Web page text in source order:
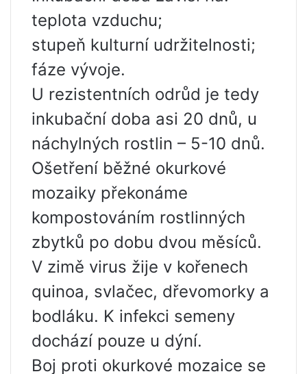
teplota vzduchu;
stupeň kulturní udržitelnosti;
fáze vývoje.
U rezistentních odrůd je tedy
inkubační doba asi 20 dnů, u
náchylných rostlin – 5-10 dnů.
Ošetření běžné okurkové
mozaiky překonáme
kompostováním rostlinných
zbytků po dobu dvou měsíců.
V zimě virus žije v kořenech
quinoa, svlačec, dřevomorky a
bodláku. K infekci semeny
dochází pouze u dýní.
Boj proti okurkové mozaice se